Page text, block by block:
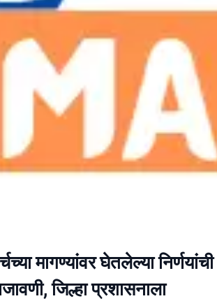
मागण्यांवर घेतलेल्या निर्णयांची
जिल्हा प्रशासनाला